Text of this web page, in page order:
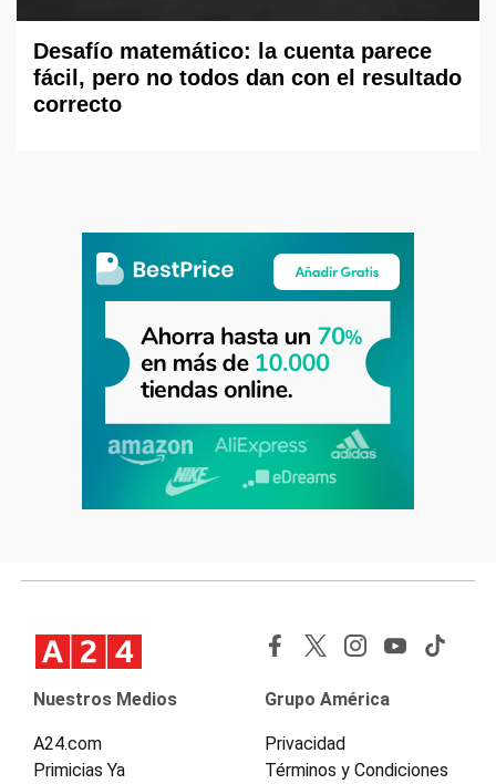
Desafío matemático: la cuenta parece
fácil, pero no todos dan con el resultado
correcto
Nuestros Medios
A24.com
Primicias Ya
Grupo América
Privacidad
Términos y Condiciones